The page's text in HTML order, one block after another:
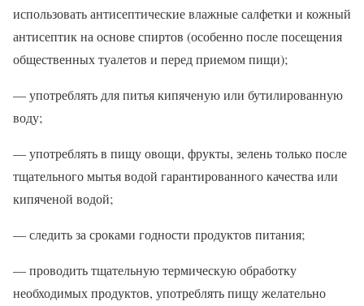
использовать антисептические влажные салфетки и кожный
антисептик на основе спиртов (особенно после посещения
общественных туалетов и перед приемом пищи);
— употреблять для питья кипяченую или бутилированную
воду;
— употреблять в пищу овощи, фрукты, зелень только после
тщательного мытья водой гарантированного качества или
кипяченой водой;
— следить за сроками годности продуктов питания;
— проводить тщательную термическую обработку
необходимых продуктов, употреблять пищу желательно